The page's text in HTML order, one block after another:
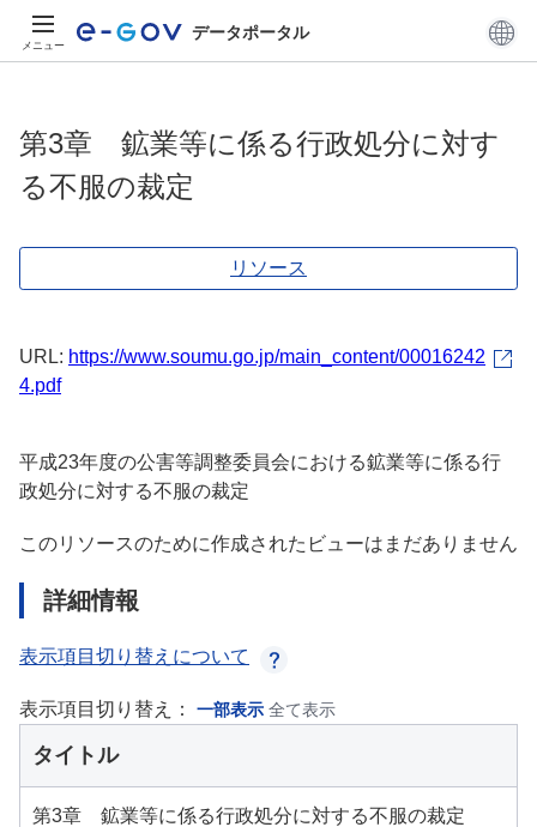
メニュー
データポータル
第3章 鉱業等に係る行政処分に対す
る不服の裁定
リソース
URL: https://www.soumu.go.jp/main_content/00016242
4.pdf
平成23年度の公害等調整委員会における鉱業等に係る行
政処分に対する不服の裁定
このリソースのために作成されたビューはまだありません
詳細情報
表示項目切り替えについて
表示項目切り替え： 一部表示 全て表示
タイトル
第3章 鉱業等に係る行政処分に対する不服の裁定